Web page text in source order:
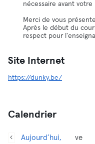
nécessaire avant
Merci de vous
Après le début du
respect pour
Site Internet
https://dunky.be/
Calendrier
Aujourd’hui,
ve